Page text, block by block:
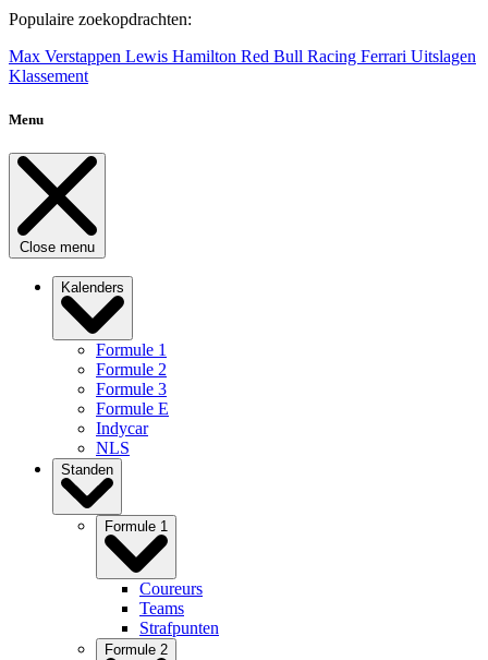
Populaire zoekopdrachten:
Max Verstappen Lewis Hamilton Red Bull Racing Ferrari Uitslagen
Klassement
Menu
Close menu
Kalenders
Formule 1
Formule 2
Formule 3
Formule E
Indycar
NLS
Standen
Formule 1
Coureurs
Teams
Strafpunten
Formule 2